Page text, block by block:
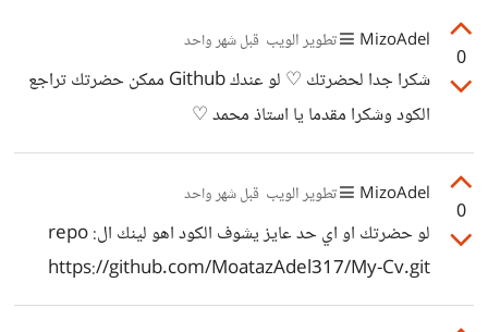
0
MizoAdel تطوير الويب قبل شهر واحد
شكرا جدا لحضرتك ♡ لو عندك Github ممكن حضرتك تراجع
الكود وشكرا مقدما يا استاذ محمد ♡
0
MizoAdel تطوير الويب قبل شهر واحد
لو حضرتك او اي حد عايز يشوف الكود اهو لينك الrepo :
https://github.com/MoatazAdel317/My-Cv.git
وشكرا مقدما ♡♡